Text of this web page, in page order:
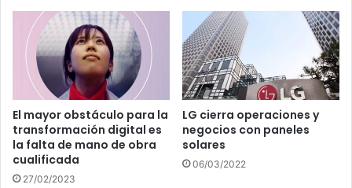
El mayor obstáculo para la
transformación digital es
la falta de mano de obra
cualificada
27/02/2023
LG cierra operaciones y
negocios con paneles
solares
06/03/2022